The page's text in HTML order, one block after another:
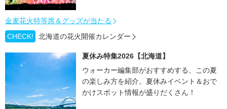
金麦花火特等席＆グッズが当たる
CHECK!
北海道の花火開催カレンダー
夏休み特集2026【北海道】
ウォーカー編集部がおすすめする、この夏
の楽しみ方を紹介。夏休みイベント＆おで
かけスポット情報が盛りだくさん！